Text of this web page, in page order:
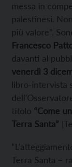
messa in
palestinesi.
più valore”.
Francesco
davanti al
venerdì 3
libro-intervista
titolo “Come
Terra Santa”
Terra Santa –